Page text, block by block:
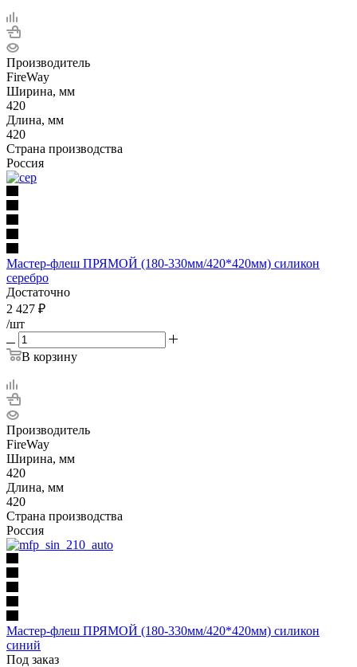
Производитель
FireWay
Ширина, мм
420
Длина, мм
420
Страна производства
Россия
Мастер-флеш ПРЯМОЙ (180-330мм/420*420мм) силикон
серебро
Достаточно
2 427 ₽
/шт
В корзину
Производитель
FireWay
Ширина, мм
420
Длина, мм
420
Страна производства
Россия
Мастер-флеш ПРЯМОЙ (180-330мм/420*420мм) силикон
синий
Под заказ